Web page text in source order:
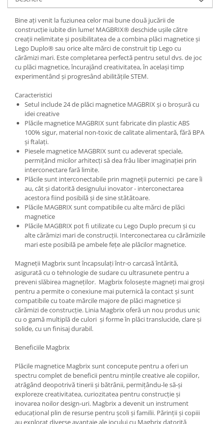
Bine ați venit la fuziunea celor mai bune două jucării de
construcție iubite din lume! MAGBRIX® deschide ușile către
creații nelimitate și posibilitatea de a combina plăci magnetice și
Lego Duplo® sau orice alte mărci de construit tip Lego cu
cărămizi mari. Este completarea perfectă pentru setul dvs. de joc
cu plăci magnetice, încurajând creativitatea, în același timp
experimentând și progresând abilitățile STEM.
Caracteristici
Setul include 24 de plăci magnetice MAGBRIX și o broșură cu
idei creative
Plăcile magnetice MAGBRIX sunt fabricate din plastic ABS
100% sigur, material non-toxic de calitate alimentară, fără BPA
și ftalați.
Piesele magnetice MAGBRIX sunt cu adeverat speciale,
permițând micilor arhitecți să dea frâu liber imaginației prin
interconectare fară limite.
Plăcile sunt interconectabile prin magneții puternici pe care îi
au, cât și datorită designului inovator - interconectarea
acestora fiind posibilă și de sine stătătoare.
Plăcile MAGBRIX sunt compatibile cu alte mărci de plăci
magnetice
Plăcile MAGBRIX pot fi utilizate cu Lego Duplo precum și cu
alte cărămizi mari de construcții. Interconectarea cu cărămizile
mari este posibilă pe ambele fețe ale plăcilor magnetice.
Magneții Magbrix sunt încapsulați într-o carcasă întărită,
asigurată cu o tehnologie de sudare cu ultrasunete pentru a
preveni slăbirea magneților. Magbrix folosește magneți mai groși
pentru a permite o conexiune mai puternică la contact și sunt
compatibile cu toate mărcile majore de plăci magnetice și
cărămizi de construcție. Linia Magbrix oferă un nou produs unic
cu o gamă multiplă de culori și forme în plăci translucide, clare și
solide, cu un finisaj durabil.
Beneficiile Magbrix
Plăcile magnetice Magbrix sunt concepute pentru a oferi un
spectru complet de beneficii pentru mințile creative ale copiilor,
atrăgând deopotrivă tinerii și bătrânii, permițându-le să-și
exploreze creativitatea, curiozitatea pentru construcție și
inovarea noilor design-uri. Magbrix a devenit un instrument
educațional plin de resurse pentru școli și familii. Părinții și copiii